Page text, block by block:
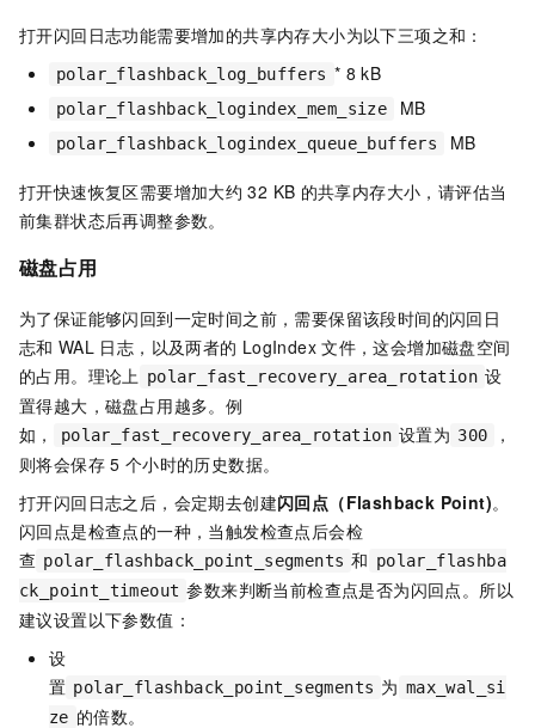
打开闪回日志功能需要增加的共享内存大小为以下三项之和：
polar_flashback_log_buffers * 8 kB
polar_flashback_logindex_mem_size MB
polar_flashback_logindex_queue_buffers MB
打开快速恢复区需要增加大约 32 KB 的共享内存大小，请评估当
前集群状态后再调整参数。
磁盘占用
为了保证能够闪回到一定时间之前，需要保留该段时间的闪回日
志和 WAL 日志，以及两者的 LogIndex 文件，这会增加磁盘空间
的占用。理论上
polar_fast_recovery_area_rotation 设
置得越大，磁盘占用越多。例
如，
polar_fast_recovery_area_rotation 设置为 300
，
则将会保存 5 个小时的历史数据。
打开闪回日志之后，会定期去创建闪回点（Flashback Point)。
闪回点是检查点的一种，当触发检查点后会检
查 polar_flashback_point_segments 和 polar_flashba
ck_point_timeout 参数来判断当前检查点是否为闪回点。所以
建议设置以下参数值：
设
置 polar_flashback_point_segments 为 max_wal_si
ze 的倍数。